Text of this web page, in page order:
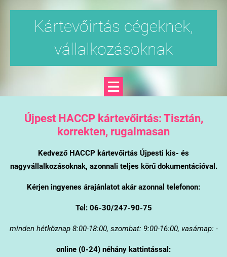
Kártevőirtás cégeknek,
vállalkozásoknak
ÚjpestHACCP kártevőirtás: Tisztán,
korrekten, rugalmasan
Kedvező HACCP kártevőirtás Újpesti kis- és
nagyvállalkozásoknak, azonnali teljes körű dokumentációval.
Kérjen ingyenes árajánlatot akár azonnal telefonon:
Tel: 06-30/247-90-75
minden hétköznap 8:00-18:00, szombat: 9:00-16:00, vasárnap: -
online (0-24) néhány kattintással: